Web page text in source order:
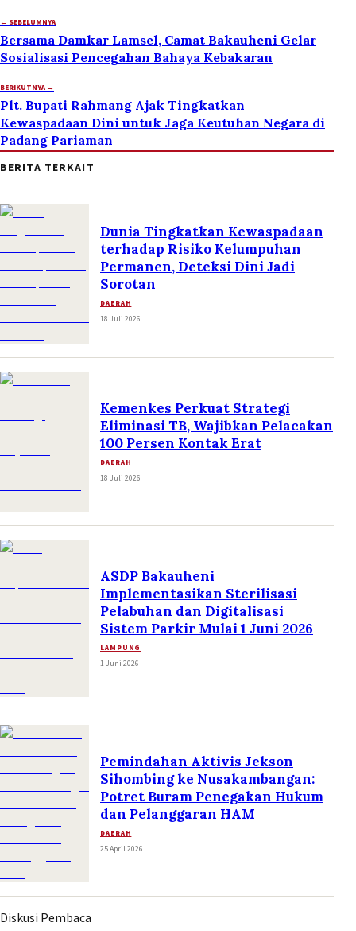
← SEBELUMNYA
Bersama Damkar Lamsel, Camat Bakauheni Gelar
Sosialisasi Pencegahan Bahaya Kebakaran
BERIKUTNYA →
Plt. Bupati Rahmang Ajak Tingkatkan
Kewaspadaan Dini untuk Jaga Keutuhan Negara di
Padang Pariaman
BERITA TERKAIT
Dunia Tingkatkan Kewaspadaan
terhadap Risiko Kelumpuhan
Permanen, Deteksi Dini Jadi
Sorotan
DAERAH
18 Juli 2026
Kemenkes Perkuat Strategi
Eliminasi TB, Wajibkan Pelacakan
100 Persen Kontak Erat
DAERAH
18 Juli 2026
ASDP Bakauheni
Implementasikan Sterilisasi
Pelabuhan dan Digitalisasi
Sistem Parkir Mulai 1 Juni 2026
LAMPUNG
1 Juni 2026
Pemindahan Aktivis Jekson
Sihombing ke Nusakambangan:
Potret Buram Penegakan Hukum
dan Pelanggaran HAM
DAERAH
25 April 2026
Diskusi Pembaca